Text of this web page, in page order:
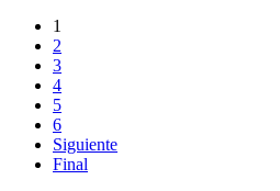
1
2
3
4
5
6
Siguiente
Final